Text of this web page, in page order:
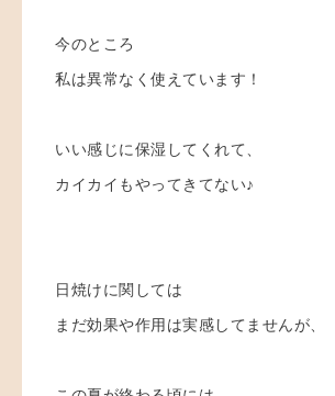
今のところ
私は異常なく使えています！
いい感じに保湿してくれて、
カイカイもやってきてない♪
日焼けに関しては
まだ効果や作用は実感してませんが、